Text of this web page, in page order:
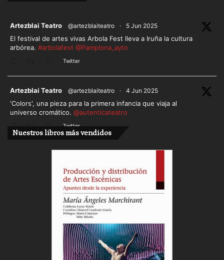
Artezblai Teatro @artezblaiteatro · 5 Jun 2025
El festival de artes vivas Arbola Fest lleva a Iruña la cultura
arbórea. #arbolafest @Pamplona_ayto
Twitter
Artezblai Teatro @artezblaiteatro · 4 Jun 2025
'Colors', una pieza para la primera infancia que viaja al
universo cromático. @autenticateatro
Twitter
Cargar más
Nuestros libros más vendidos